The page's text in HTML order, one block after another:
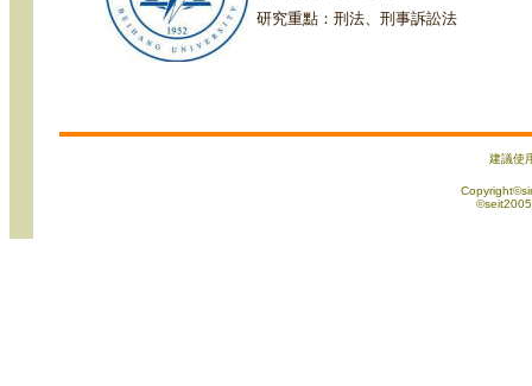
研究重點：刑法、刑事訴訟法
建議使